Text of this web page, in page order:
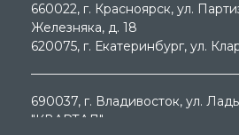
660022, г. Красноярск, ул.
Железняка, д. 18
620075, г. Екатеринбург, ул.
690037, г. Владивосток, ул.
"КВАРТАЛ"